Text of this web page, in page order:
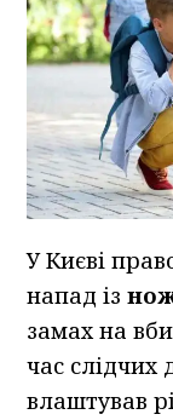
У Києві
напад із
замах на
час слідчих
влаштував